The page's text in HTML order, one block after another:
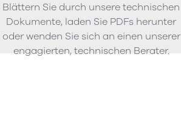
Blättern Sie durch unsere technischen
Dokumente, laden Sie PDFs herunter
oder wenden Sie sich an einen unserer
engagierten, technischen Berater.